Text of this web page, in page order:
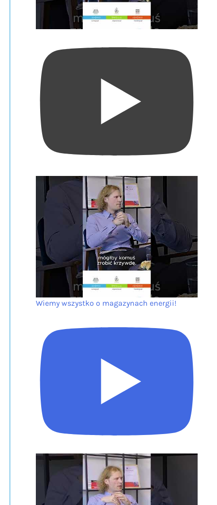
Wiemy wszystko o magazynach energii!